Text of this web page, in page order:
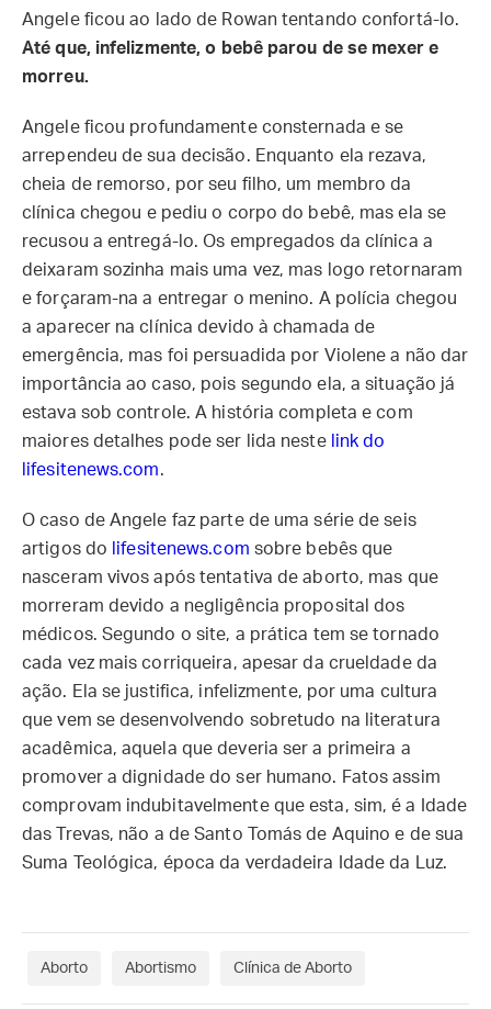
Angele ficou ao lado de Rowan tentando confortá-lo.
Até que, infelizmente, o bebê parou de se mexer e
morreu.
Angele ficou profundamente consternada e se
arrependeu de sua decisão. Enquanto ela rezava,
cheia de remorso, por seu filho, um membro da
clínica chegou e pediu o corpo do bebê, mas ela se
recusou a entregá-lo. Os empregados da clínica a
deixaram sozinha mais uma vez, mas logo retornaram
e forçaram-na a entregar o menino. A polícia chegou
a aparecer na clínica devido à chamada de
emergência, mas foi persuadida por Violene a não dar
importância ao caso, pois segundo ela, a situação já
estava sob controle. A história completa e com
maiores detalhes pode ser lida neste link do
lifesitenews.com.
O caso de Angele faz parte de uma série de seis
artigos do
lifesitenews.com sobre bebês que
nasceram vivos após tentativa de aborto, mas que
morreram devido a negligência proposital dos
médicos. Segundo o site, a prática tem se tornado
cada vez mais corriqueira, apesar da crueldade da
ação. Ela se justifica, infelizmente, por uma cultura
que vem se desenvolvendo sobretudo na literatura
acadêmica, aquela que deveria ser a primeira a
promover a dignidade do ser humano. Fatos assim
comprovam indubitavelmente que esta, sim, é a Idade
das Trevas, não a de Santo Tomás de Aquino e de sua
Suma Teológica, época da verdadeira Idade da Luz.
Aborto Abortismo Clínica de Aborto